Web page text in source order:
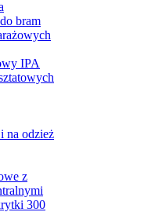
bram
IPA
na odzież
z
300